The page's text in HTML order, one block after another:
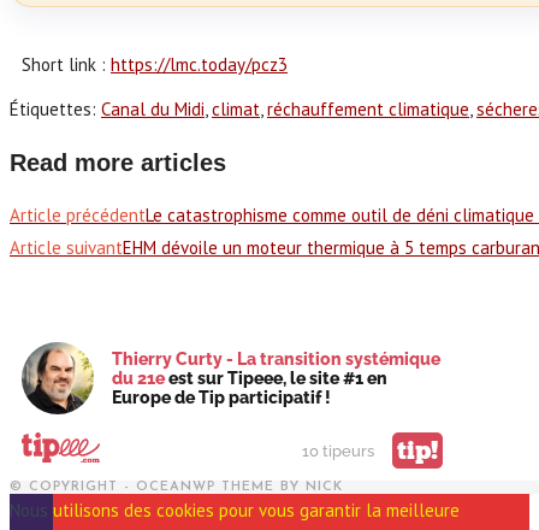
Short link : https://lmc.today/pcz3
Étiquettes: Canal du Midi, climat, réchauffement climatique,
Read more articles
Article précédentLe catastrophisme comme outil de déni
Article suivantEHM dévoile un moteur thermique à 5 temps
Thierry Curty - La transition systémique
du 21eest sur Tipeee, le site #1 en
Europe de Tip participatif !
10 tipeurs tip!
© COPYRIGHT - OCEANWP THEME BY NICK
Nous utilisons des cookies pour vous garantir la meilleure